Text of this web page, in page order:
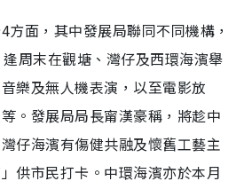
方面，其中發展局聯同不同機構，
周末在觀塘、灣仔及西環海濱舉
樂及無人機表演，以至電影放
。發展局局長甯漢豪稱，將趁中
仔海濱有傷健共融及懷舊工藝主
供市民打卡。中環海濱亦於本月